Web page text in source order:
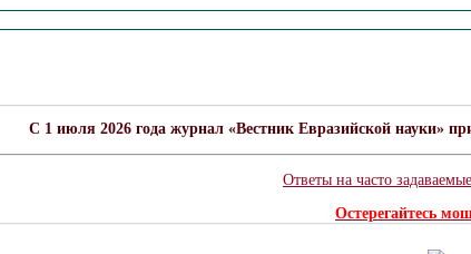
C 1 июля 2026 года журнал «Вестник Евразийской науки»
Ответы на часто
Остерегайтесь